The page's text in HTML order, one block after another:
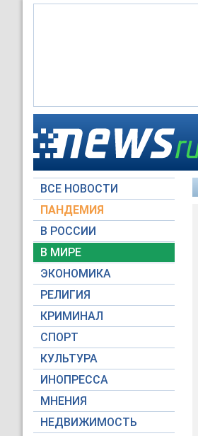
ВСЕ НОВОСТИ
ПАНДЕМИЯ
В РОССИИ
В МИРЕ
ЭКОНОМИКА
РЕЛИГИЯ
КРИМИНАЛ
СПОРТ
КУЛЬТУРА
ИНОПРЕССА
МНЕНИЯ
НЕДВИЖИМОСТЬ